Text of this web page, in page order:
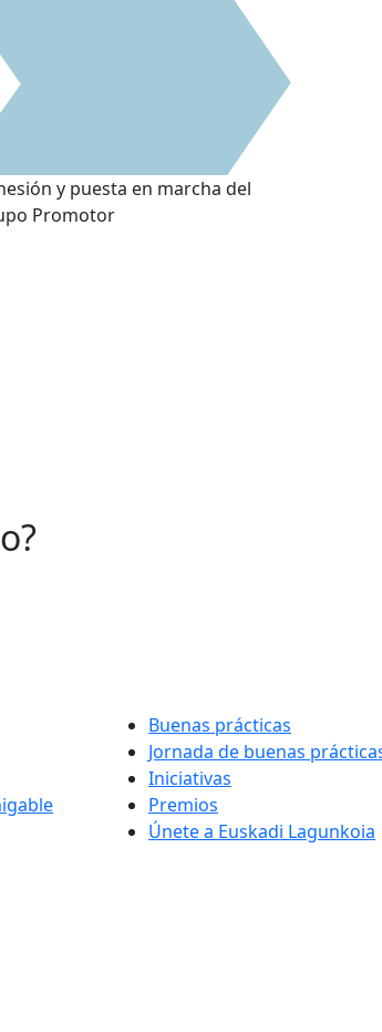
y puesta en marcha del
Promotor
Buenas prácticas
Jornada de buenas
Iniciativas
Premios
Únete a Euskadi Lagunkoia